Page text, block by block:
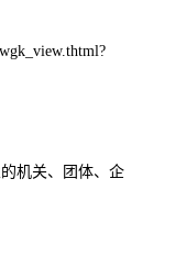
机关、团体、企